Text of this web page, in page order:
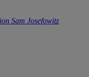
Sam Josefowitz